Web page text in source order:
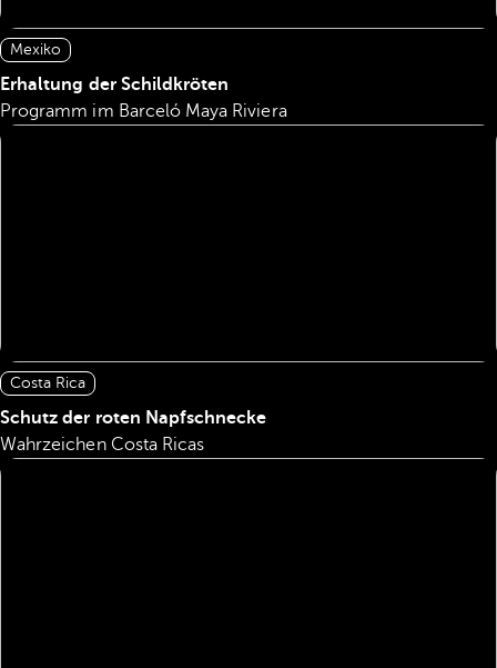
Mexiko
Erhaltung der Schildkröten
Programm im Barceló Maya Riviera
Costa Rica
Schutz der roten Napfschnecke
Wahrzeichen Costa Ricas